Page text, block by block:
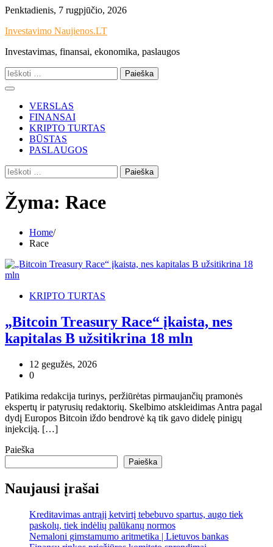
Skip
content
Penktadienis, 7 rugpjūčio, 2026
Investavimo Naujienos.LT
Investavimas, finansai, ekonomika, paslaugos
Ieškoti:
VERSLAS
FINANSAI
KRIPTO TURTAS
BŪSTAS
PASLAUGOS
Ieškoti:
Žyma: Race
Home
Race
KRIPTO TURTAS
„Bitcoin Treasury Race“ įkaista, nes
kapitalas B užsitikrina 18 mln
12 gegužės, 2026
0
Patikima redakcija turinys, peržiūrėtas pirmaujančių pramonės
ekspertų ir patyrusių redaktorių. Skelbimo atskleidimas Antra pagal
dydį Europos Bitcoin iždo bendrovė ką tik gavo didelę pinigų
injekciją. […]
Paieška
Paieška
Naujausi įrašai
Kreditavimas antrąjį ketvirtį tebebuvo spartus, augo tiek
paskolų, tiek indėlių palūkanų normos
Nemaloni gimstamumo aritmetika | Lietuvos bankas